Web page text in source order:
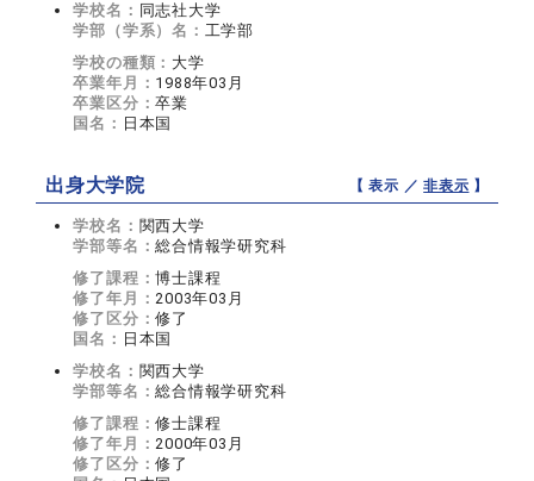
学校名： 同志社大学
学部（学系）名： 工学部
学校の種類： 大学
卒業年月： 1988年03月
卒業区分：卒業
国名： 日本国
出身大学院 【 表示 ／非表示 】
学校名： 関西大学
学部等名：総合情報学研究科
修了課程：博士課程
修了年月：2003年03月
修了区分：修了
国名： 日本国
学校名： 関西大学
学部等名：総合情報学研究科
修了課程：修士課程
修了年月：2000年03月
修了区分：修了